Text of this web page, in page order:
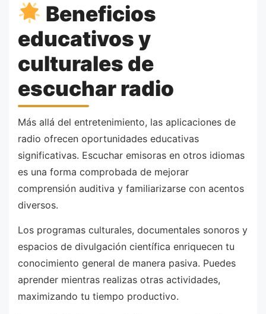
Beneficios
educativos y
culturales de
escuchar radio
Más allá del entretenimiento, las aplicaciones de
radio ofrecen oportunidades educativas
significativas. Escuchar emisoras en otros idiomas
es una forma comprobada de mejorar
comprensión auditiva y familiarizarse con acentos
diversos.
Los programas culturales, documentales sonoros y
espacios de divulgación científica enriquecen tu
conocimiento general de manera pasiva. Puedes
aprender mientras realizas otras actividades,
maximizando tu tiempo productivo.